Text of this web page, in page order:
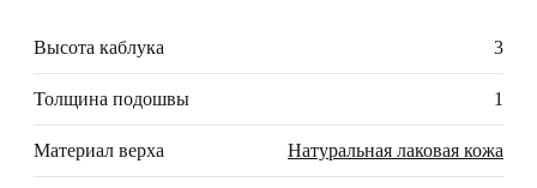
Высота каблука 3
Толщина подошвы 1
Материал верха Натуральная лаковая кожа